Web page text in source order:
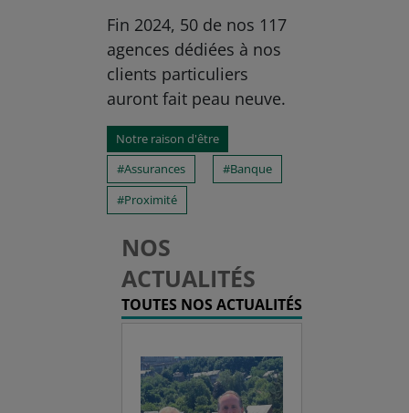
Fin 2024, 50 de nos 117
agences dédiées à nos
clients particuliers
auront fait peau neuve.
Notre raison d'être
Assurances
Banque
Proximité
NOS
ACTUALITÉS
TOUTES NOS ACTUALITÉS